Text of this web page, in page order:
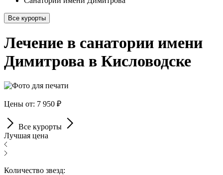
Все курорты
Лечение в санатории имени
Димитрова в Кисловодске
Цены от: 7 950 ₽
Все курорты
Лучшая цена
Количество звезд: